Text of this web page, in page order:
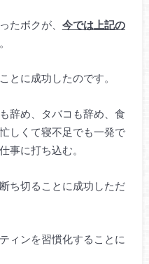
たボクが、 今では上記の
とに成功したのです。
辞め、タバコも辞め、食
しくて寝不足でも一発で
事に打ち込む。
ち切ることに成功しただ
ィンを習慣化することに